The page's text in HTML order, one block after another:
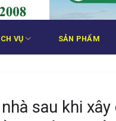
VỤ SẢN PHẨM
sau khi